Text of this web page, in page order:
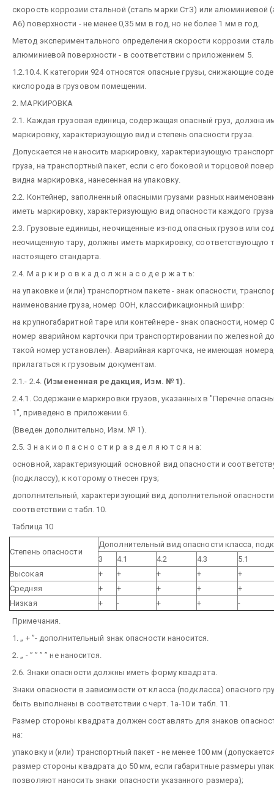
скорость коррозии стальной (сталь марки СтЗ) или алюминиевой
А6) поверхности - не менее 0,35 мм в год, но не более 1 мм в год.
Метод экспериментального определения скорости коррозии
алюминиевой поверхности - в соответствии с приложением 5.
1.2.10.4. К категории 924 относятся опасные грузы, снижающие
кислорода в грузовом помещении.
2. МАРКИРОВКА
2.1. Каждая грузовая единица, содержащая опасный груз, должна
маркировку, характеризующую вид и степень опасности груза.
Допускается не наносить маркировку, характеризующую
груза, на транспортный пакет, если с его боковой и торцовой
видна маркировка, нанесенная на упаковку.
2.2. Контейнер, заполненный опасными грузами разных
иметь маркировку, характеризующую вид опасности каждого
2.3. Грузовые единицы, неочищенные из-под опасных грузов или
неочищенную тару, должны иметь маркировку, соответствующую
настоящего стандарта.
2.4. M a p к и р о в к а д о л ж н а с о д е р ж а т ь:
на упаковке и (или) транспортном пакете - знак опасности,
наименование груза, номер ООН, классификационный шифр:
на крупногабаритной таре или контейнере - знак опасности, номер
номер аварийном карточки при транспортировании по железной
такой номер установлен). Аварийная карточка, не имеющая
прилагаться к грузовым документам.
2.1.- 2.4. (Измененная редакция, Изм. № 1).
2.4.1. Содержание маркировки грузов, указанных в "Перечне
1", приведено в приложении 6.
(Введен дополнительно, Изм. № 1).
2.5. З н а к и о п а с н о с т и р а з д е л я ю т с я н а:
основной, характеризующий основной вид опасности и
(подклассу), к которому отнесен груз;
дополнительный, характеризующий вид дополнительной
соответствии с табл. 10.
Таблица 10
Степень опасности
Дополнительный вид опасности класса,
3
4.1 4.2 4.3
5.1
Высокая
+ + + +
+
Средняя
+ + + +
+
Низкая
+ - + +
-
Примечания.
1. „ + ”- дополнительный знак опасности наносится.
2. „ - ” ” ” ” не наносится.
2.6. Знаки опасности должны иметь форму квадрата.
Знаки опасности в зависимости от класса (подкласса) опасного
быть выполнены в соответствии с черт. 1a-10 и табл. 11.
Размер стороны квадрата должен составлять для знаков
на:
упаковку и (или) транспортный пакет - не менее 100 мм
размер стороны квадрата до 50 мм, если габаритные размеры
позволяют наносить знаки опасности указанного размера);